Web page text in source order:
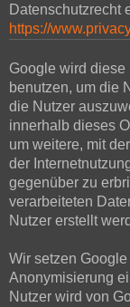
Datenschutzrecht
https://
Google wird diese
benutzen, um die
die Nutzer
innerhalb dieses
um weitere, mit
der
gegenüber zu
verarbeiteten
Nutzer erstellt
Wir setzen
Anonymisierung
Nutzer wird von